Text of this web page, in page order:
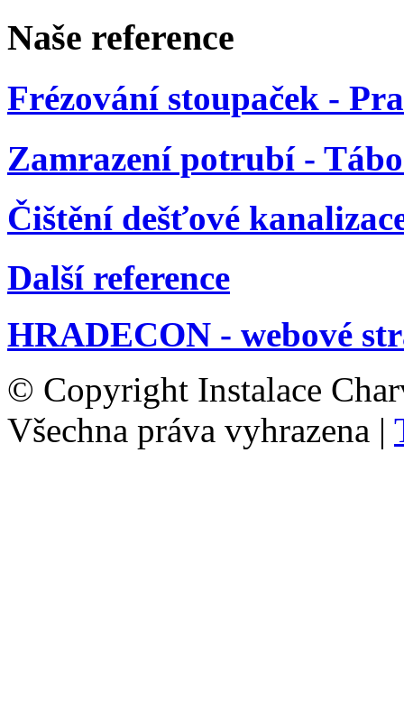
Naše reference
Frézování stoupaček -
Zamrazení potrubí -
Čištění dešťové
Další reference
HRADECON - webové
© Copyright Instalace
Všechna práva vyhrazena |